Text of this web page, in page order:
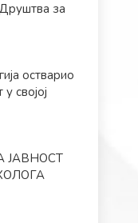
за
остварио
својој
ЈАВНОСТ